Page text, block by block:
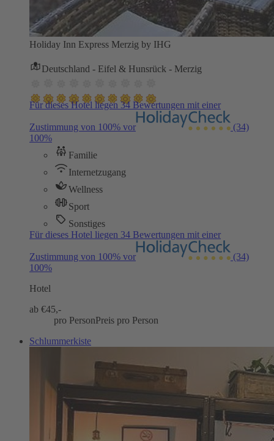
Holiday Inn Express Merzig by IHG
Deutschland - Eifel & Hunsrück - Merzig
Für dieses Hotel liegen 34 Bewertungen mit einer
Zustimmung von 100% vor
(34)
100%
Familie
Internetzugang
Wellness
Sport
Sonstiges
Für dieses Hotel liegen 34 Bewertungen mit einer
Zustimmung von 100% vor
(34)
100%
Hotel
ab €45,-
pro PersonPreis pro Person
Schlummerkiste